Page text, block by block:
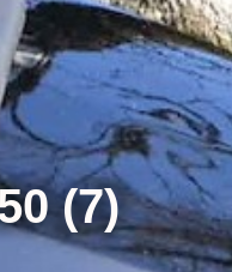
(7)